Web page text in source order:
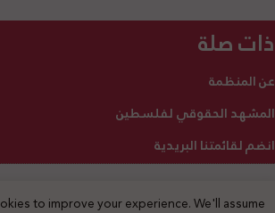
ذات صلة
عن المنظمة
المشهد الحقوقي لفلسطين
انضم لقائمتنا البريدية
to improve your experience. We'll assume